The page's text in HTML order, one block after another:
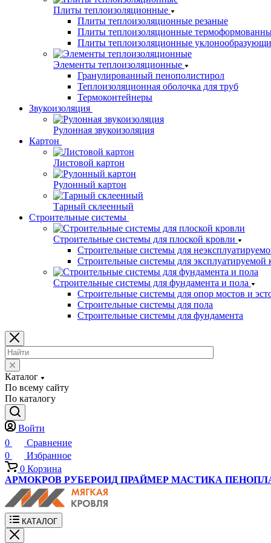
Плиты теплоизоляционные
Плиты теплоизоляционные резаные
Плиты теплоизоляционные
Плиты теплоизоляционные
Элементы теплоизоляционные
Гранулированный пенополистирол
Теплоизоляционная оболочка для труб
Термоконтейнеры
Звукоизоляция
Рулонная звукоизоляция
Картон
Листовой картон
Рулонный картон
Тарный склеенный
Строительные системы
Строительные системы для плоской кровли
Строительные системы для
Строительные системы для эксплуатируемой
Строительные системы для фундамента и пола
Строительные системы для опор мостов и
Строительные системы для пола
Строительные системы для фундамента
Каталог
По всему сайту
По каталогу
Войти
0
Сравнение
0
Избранное
0 Корзина
АРМОКРОВ РУБЕРОИД ПРАЙМЕР МАСТИКА
КАТАЛОГ